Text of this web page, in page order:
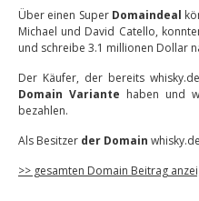
Über einen Super Domaindeal
Michael und David Catello,
und schreibe 3.1 millionen Dollar
Der Käufer, der bereits
Domain Variante haben und
bezahlen.
Als Besitzer der Domain
>> gesamten Domain Beitrag